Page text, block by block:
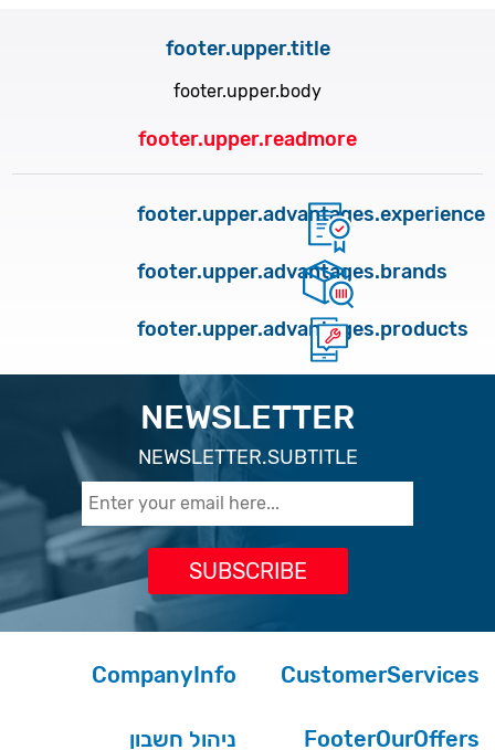
footer.upper.title
footer.upper.body
footer.upper.readmore
footer.upper.advantages.experience
footer.upper.advantages.brands
footer.upper.advantages.products
NEWSLETTER
NEWSLETTER.SUBTITLE
CompanyInfo CustomerServices
ניהול חשבון FooterOurOffers